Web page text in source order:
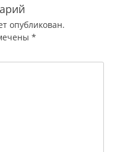
опубликован.
*